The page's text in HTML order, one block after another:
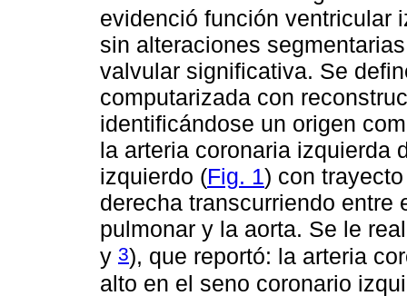
evidenció función ventricular
sin alteraciones
valvular significativa. Se
computarizada con
identificándose un origen
la arteria coronaria izquierda
izquierdo (Fig. 1) con
derecha transcurriendo entre
pulmonar y la aorta. Se le
y 3), que reportó: la arteria
alto en el seno coronario